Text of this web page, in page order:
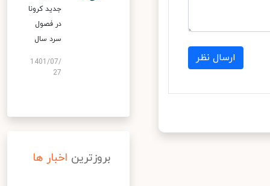
ارسال نظر
جدید کرونا
در فصول
سرد سال
1401/07/
27
بروزترین اخبار ها